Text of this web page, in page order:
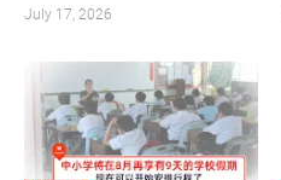
July 17, 2026